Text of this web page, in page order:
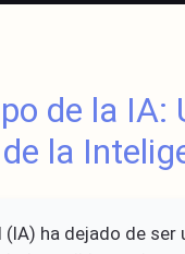
de la
de la
ha dejado de